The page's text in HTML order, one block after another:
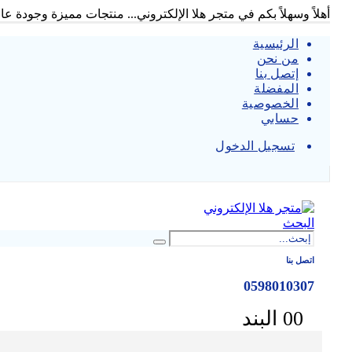
أهلاً وسهلاً بكم في متجر هلا الإلكتروني... منتجات مميزة وجودة
الرئيسية
من نحن
إتصل بنا
المفضلة
الخصوصية
حسابي
تسجيل الدخول
البحث
اتصل بنا
0598010307
00 البند